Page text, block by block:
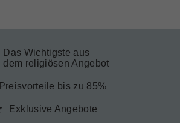
Das Wichtigste aus
dem religiösen Angebot
Preisvorteile bis zu 85%
Exklusive Angebote